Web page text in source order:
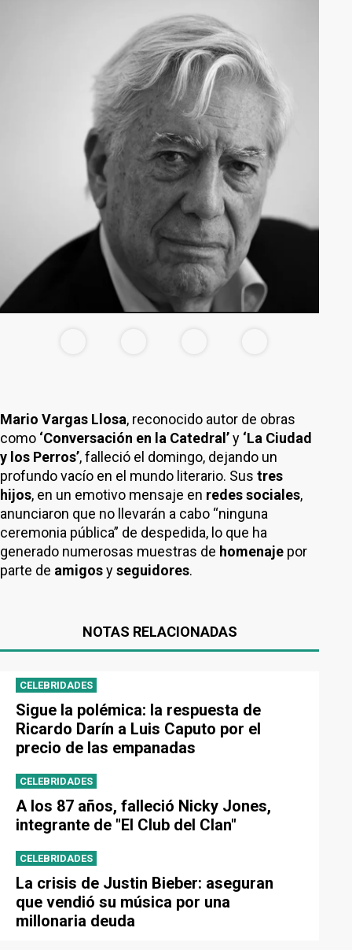
Mario Vargas Llosa, reconocido autor de obras
como ‘Conversación en la Catedral’y ‘La Ciudad
y los Perros’, falleció el domingo, dejando un
profundo vacío en el mundo literario. Sus tres
hijos, en un emotivo mensaje en redes sociales,
anunciaron que no llevarán a cabo “ninguna
ceremonia pública” de despedida, lo que ha
generado numerosas muestras de homenaje por
parte de amigosyseguidores.
NOTAS RELACIONADAS
CELEBRIDADES
Sigue la polémica: la respuesta de
Ricardo Darín a Luis Caputo por el
precio de las empanadas
CELEBRIDADES
A los 87 años, falleció Nicky Jones,
integrante de "El Club del Clan"
CELEBRIDADES
La crisis de Justin Bieber: aseguran
que vendió su música por una
millonaria deuda